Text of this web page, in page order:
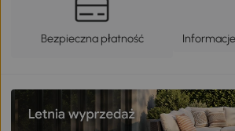
Bezpieczna płatność